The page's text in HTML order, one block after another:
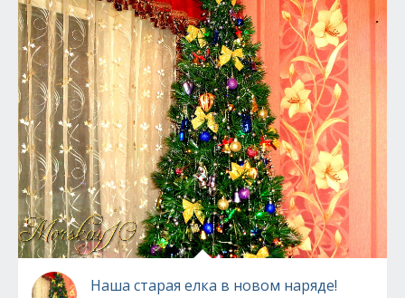
Наша старая елка в новом наряде!